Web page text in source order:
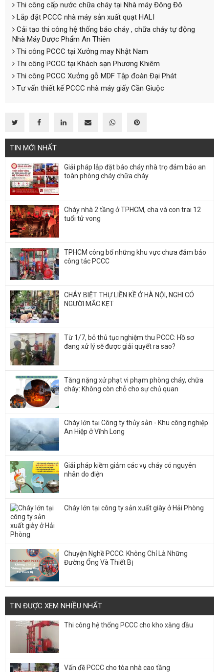
Thi công cấp nước chữa cháy tại Nhà máy Đông Đô
Lắp đặt PCCC nhà máy sản xuất quạt HALI
Cải tạo thi công hệ thống báo cháy , chữa cháy tự động
Nhà Máy Dược Phẩm An Thiên
Thi công PCCC tại Xưởng may Nhật Nam
Thi công PCCC tại Khách sạn Phương Khiêm
Thi công PCCC Xưởng gỗ MDF Tập đoàn Đại Phát
Tư vấn thiết kế PCCC nhà máy giấy Cần Giuộc
TIN MỚI NHẤT
Giải pháp lắp đặt báo cháy nhà trọ đảm bảo an
toàn phòng cháy chữa cháy
Cháy nhà 2 tầng ở TPHCM, cha và con trai 12
tuổi tử vong
TPHCM công bố những khu vực chưa đảm bảo
công tác PCCC
CHÁY BIỆT THỰ LIỀN KỀ Ở HÀ NỘI, NGHI CÓ
NGƯỜI MẮC KẸT
Từ 1/7, bỏ thủ tục nghiệm thu PCCC: Hồ sơ
đang xử lý sẽ được giải quyết ra sao?
Tăng nặng xử phạt vi phạm phòng cháy, chữa
cháy: Không còn chỗ cho sự chủ quan
Cháy lớn tại Công ty thủy sản - Khu công nghiệp
An Hiệp ở Vĩnh Long
Giải pháp kiềm giảm các vụ cháy có nguyên
nhân do điện
Cháy lớn tại công ty sản xuất giày ở Hải Phòng
Chuyện Nghề PCCC: Không Chỉ Là Những
Đường Ống Và Thiết Bị
TIN ĐƯỢC XEM NHIỀU NHẤT
Thi công hệ thống PCCC cho kho xăng dầu
Vấn đề PCCC cho tòa nhà cao tầng